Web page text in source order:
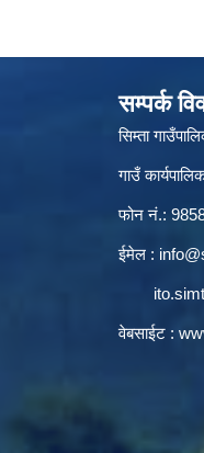
सम्पर्क
सिम्ता
गाउँ
फोन नं.:
ईमेल‌ :
वेबसाईट :